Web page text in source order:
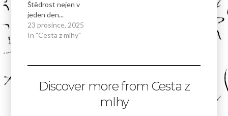
Štědrost nejen v
jeden den...
23 prosince, 2025
In "Cesta z mlhy"
Discover more from Cesta z
mlhy